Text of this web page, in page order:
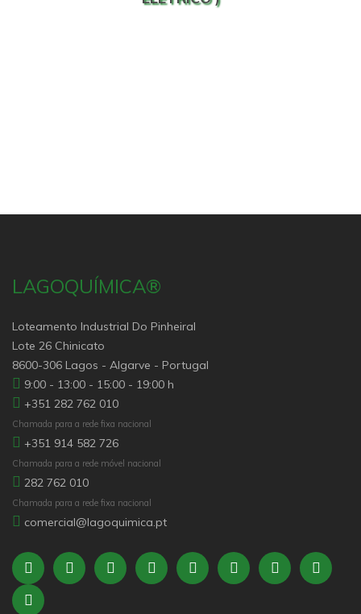
LAGOQUÍMICA®
Loteamento Industrial Do Pinheiral
Lote 26 Chinicato
8600-306 Lagos - Algarve - Portugal
9:00 - 13:00 - 15:00 - 19:00 h
+351 282 762 010
Chamada para a rede fixa nacional
+351 914 582 726
Chamada para a rede móvel nacional
282 762 010
Chamada para a rede fixa nacional
comercial@lagoquimica.pt